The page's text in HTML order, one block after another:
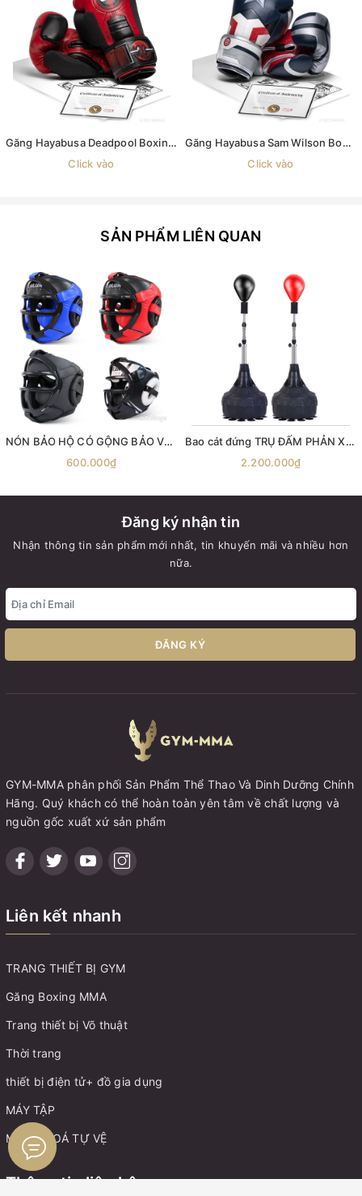
Găng Hayabusa Deadpool Boxing Gloves
Click vào
Găng Hayabusa Sam Wilson Boxing Gloves
Click vào
SẢN PHẨM LIÊN QUAN
NÓN BẢO HỘ CÓ GỘNG BẢO VỆ Bảo hộ đầu tập Boxing , mũ bảo hộ đầu võ thuật , mũ võ thuật , giáp bảo hộ đầu , BOXING HEADGEARS , mũ đội đầu quyền anh
600.000₫
Bao cát đứng TRỤ ĐẤM PHẢN XẠ T4 Standing Pro Speed Bag , trụ đấm bốc phản xạ cobra bag boxing
2.200.000₫
Đăng ký nhận tin
Nhận thông tin sản phẩm mới nhất, tin khuyến mãi và nhiều hơn
nữa.
ĐĂNG KÝ
GYM-MMA phân phối Sản Phẩm Thể Thao Và Dinh Dưỡng Chính
Hãng. Quý khách có thể hoàn toàn yên tâm về chất lượng và
nguồn gốc xuất xứ sản phẩm
Liên kết nhanh
TRANG THIẾT BỊ GYM
Găng Boxing MMA
Trang thiết bị Võ thuật
Thời trang
thiết bị điện tử+ đồ gia dụng
MÁY TẬP
MÓC KHOÁ TỰ VỆ
Thông tin liên hệ